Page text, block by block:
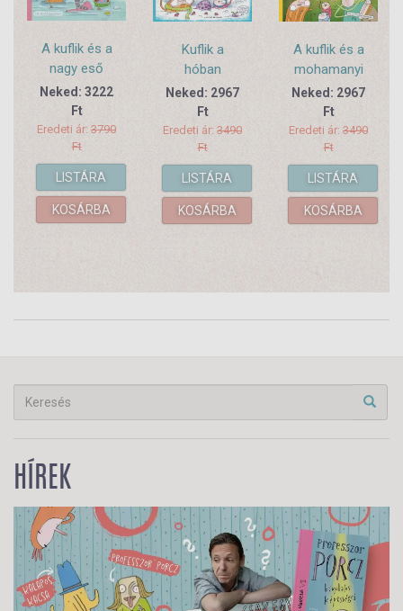
A kuflik és a
nagy eső
Neked: 3222
Ft
Eredeti ár: 3790
Ft
LISTÁRA
KOSÁRBA
Kuflik a
hóban
Neked: 2967
Ft
Eredeti ár: 3490
Ft
LISTÁRA
KOSÁRBA
A kuflik és a
mohamanyi
Neked: 2967
Ft
Eredeti ár: 3490
Ft
LISTÁRA
KOSÁRBA
HÍREK